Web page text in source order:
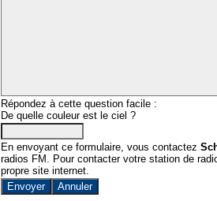
Répondez à cette question facile :
De quelle couleur est le ciel ?
En envoyant ce formulaire, vous contactez
radios FM. Pour contacter votre station de
propre site internet.